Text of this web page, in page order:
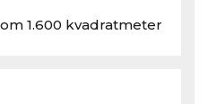
1.600 kvadratmeter